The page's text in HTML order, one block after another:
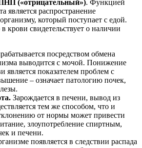
(«отрицательный»). Функцией
является распространение
который поступает с едой.
крови свидетельствует о наличии
посредством обмена
выводится с мочой. Понижение
является показателем проблем с
– означает патологию почек,
Зарождается в печени, вывод из
тем же способом, что и
от нормы может привести
злоупотребление спиртным,
и печени.
появляется в следствии распада